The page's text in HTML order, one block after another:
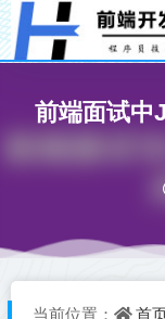
前端面试
当前位置： 首